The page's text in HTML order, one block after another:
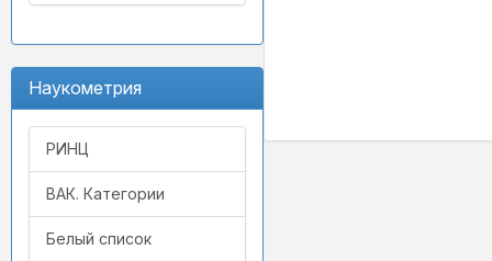
Наукометрия
РИНЦ
ВАК. Категории
Белый список